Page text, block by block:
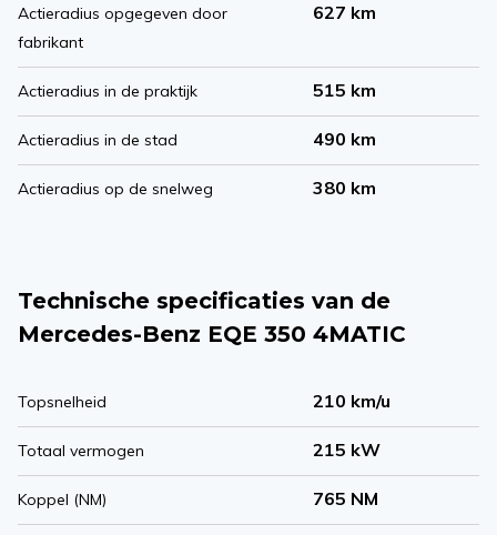
Actieradius opgegeven door
fabrikant
627 km
Actieradius in de praktijk 515 km
Actieradius in de stad 490 km
Actieradius op de snelweg 380 km
Technische specificaties van de
Mercedes-Benz EQE 350 4MATIC
Topsnelheid 210 km/u
Totaal vermogen 215 kW
Koppel (NM) 765 NM